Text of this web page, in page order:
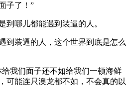
子了！”
到哪儿都能遇到装逼的人。
到装逼的人，这个世界到底是怎么
我们面子还不如给我们一顿海鲜
可能连只澳龙都不如，不会真的以